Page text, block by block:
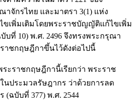
จักรไทย และมาตรา 3(1) แห่ง
ขเพิ่มเติมโดยพระราชบัญญัติแก้ไขเพิ่ม
บที่ 10) พ.ศ. 2496 จึงทรงพระกรุณา
าชกฤษฎีกาขึ้นไว้ดังต่อไปนี้
ระราชกฤษฎีกานี้เรียกว่า พระราช
ประมวลรัษฎากร ว่าด้วยการลด
ฉบับที่ 377) พ.ศ. 2544